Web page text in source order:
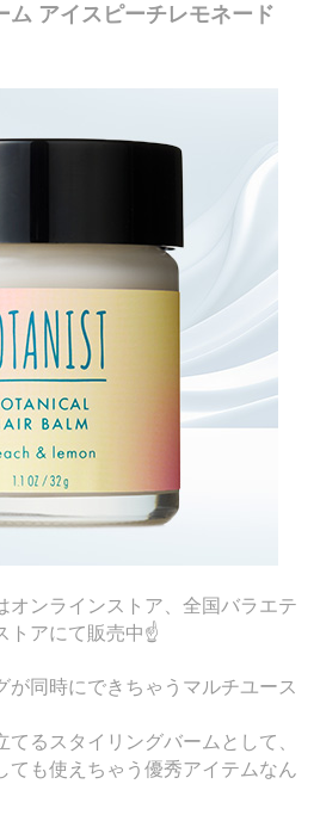
ム アイスピーチレモネード
オンラインストア、全国バラエテ
トアにて販売中☝️
が同時にできちゃうマルチユース
るスタイリングバームとして、
ても使えちゃう優秀アイテムなん